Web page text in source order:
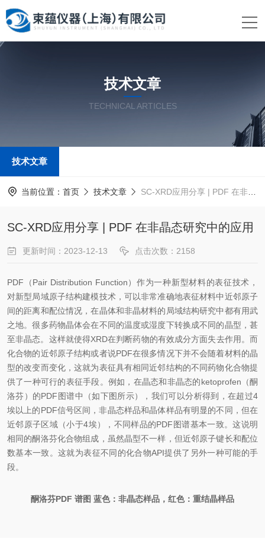
技术文章
TECHNICAL ARTICLES
技术文章
当前位置： 首页 技术文章 SC-XRD应用分享 | PDF 在非晶态研究中的应用
SC-XRD应用分享 | PDF 在非晶态研究中的应用
更新时间：2023-12-13 点击次数：2158
PDF（Pair Distribution Function）作为一种新型材料的表征技术，
对新型局域原子结构建模技术，可以非常准确地表征材料中近邻原子
间的距离和配位情况，在晶体和非晶材料的局域结构研究中都有用武
之地。很多药物晶体会在不同的温度或湿度下转换成不同的晶型，甚
至非晶态。这样就使得XRD在判断药物的有效成分方面失去作用。而
化合物的近邻原子结构或者说PDF在很多情况下并不会随着材料的晶
型的改变而变化，这就为表征具有相同近邻结构的不同药物化合物提
供了一种可行的表征手段。例如，在晶态和非晶态的ketoprofen（酮
洛芬）的PDF图谱中（如下图所示），我们可以分析得到，在超过4
埃以上的PDF信号区间，非晶态样品和晶体样品有明显的不同，但在
近邻原子区域（小于4埃），不同样品的PDF图谱基本一致。这说明
相同的酮洛芬化合物组成，虽然晶型不一样，但近邻原子键长和配位
数基本一致。这就为表征不同的化合物API提供了另外一种可能的手
段。
酮洛芬PDF 谱图 蓝色：非晶态样品，红色：重结晶样品